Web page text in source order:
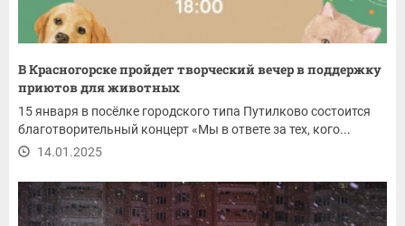
В Красногорске пройдет творческий вечер в поддержку
приютов для животных
15 января в посёлке городского типа Путилково состоится
благотворительный концерт «Мы в ответе за тех, кого...
14.01.2025